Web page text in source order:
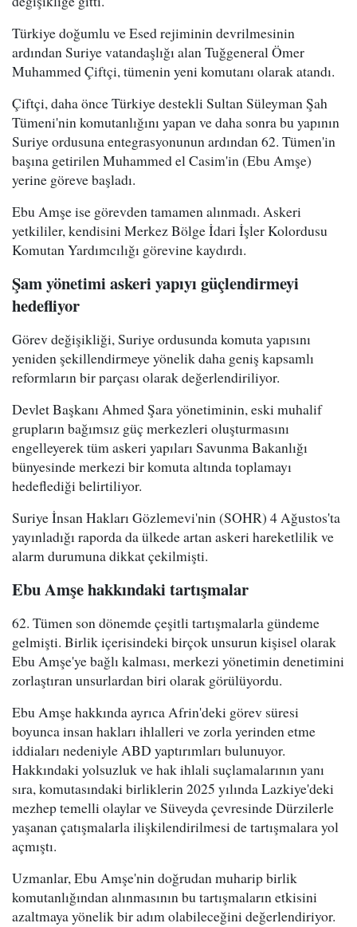
Türkiye doğumlu ve Esed rejiminin devrilmesinin
ardından Suriye vatandaşlığı alan Tuğgeneral Ömer
Muhammed Çiftçi, tümenin yeni komutanı olarak atandı.
Çiftçi, daha önce Türkiye destekli Sultan Süleyman Şah
Tümeni'nin komutanlığını yapan ve daha sonra bu yapının
Suriye ordusuna entegrasyonunun ardından 62. Tümen'in
başına getirilen Muhammed el Casim'in (Ebu Amşe)
yerine göreve başladı.
Ebu Amşe ise görevden tamamen alınmadı. Askeri
yetkililer, kendisini Merkez Bölge İdari İşler Kolordusu
Komutan Yardımcılığı görevine kaydırdı.
Şam yönetimi askeri yapıyı güçlendirmeyi
hedefliyor
Görev değişikliği, Suriye ordusunda komuta yapısını
yeniden şekillendirmeye yönelik daha geniş kapsamlı
reformların bir parçası olarak değerlendiriliyor.
Devlet Başkanı Ahmed Şara yönetiminin, eski muhalif
grupların bağımsız güç merkezleri oluşturmasını
engelleyerek tüm askeri yapıları Savunma Bakanlığı
bünyesinde merkezi bir komuta altında toplamayı
hedeflediği belirtiliyor.
Suriye İnsan Hakları Gözlemevi'nin (SOHR) 4 Ağustos'ta
yayınladığı raporda da ülkede artan askeri hareketlilik ve
alarm durumuna dikkat çekilmişti.
Ebu Amşe hakkındaki tartışmalar
62. Tümen son dönemde çeşitli tartışmalarla gündeme
gelmişti. Birlik içerisindeki birçok unsurun kişisel olarak
Ebu Amşe'ye bağlı kalması, merkezi yönetimin denetimini
zorlaştıran unsurlardan biri olarak görülüyordu.
Ebu Amşe hakkında ayrıca Afrin'deki görev süresi
boyunca insan hakları ihlalleri ve zorla yerinden etme
iddiaları nedeniyle ABD yaptırımları bulunuyor.
Hakkındaki yolsuzluk ve hak ihlali suçlamalarının yanı
sıra, komutasındaki birliklerin 2025 yılında Lazkiye'deki
mezhep temelli olaylar ve Süveyda çevresinde Dürzilerle
yaşanan çatışmalarla ilişkilendirilmesi de tartışmalara yol
açmıştı.
Uzmanlar, Ebu Amşe'nin doğrudan muharip birlik
komutanlığından alınmasının bu tartışmaların etkisini
azaltmaya yönelik bir adım olabileceğini değerlendiriyor.